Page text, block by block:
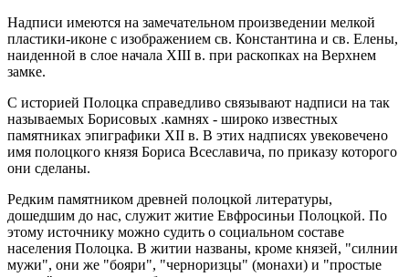
Надписи имеются на замечательном произведении мелкой
пластики-иконе с изображением св. Константина и св. Елены,
наиденной в слое начала XIII в. при раскопках на Верхнем
замке.
С историей Полоцка справедливо связывают надписи на так
называемых Борисовых .камнях - широко известных
памятниках эпиграфики XII в. В этих надписях увековечено
имя полоцкого князя Бориса Всеславича, по приказу которого
они сделаны.
Редким памятником древней полоцкой литературы,
дошедшим до нас, служит житие Евфросиньи Полоцкой. По
этому источнику можно судить о социальном составе
населения Полоцка. В житии названы, кроме князей, "силнии
мужи", они же "бояри", "черноризцы" (монахи) и "простые